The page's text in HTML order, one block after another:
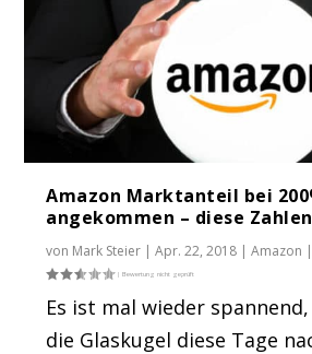
Amazon Marktanteil bei
angekommen – diese
von Mark Steier |Apr. 22, 2018 |Amazon |
Es ist mal wieder
die Glaskugel diese Tage